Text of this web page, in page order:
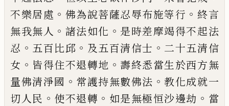
不樂居處 。 佛為說菩薩忍辱布施等行 。 終言
無我無人 。 諸法如化 。 是時差摩竭得不起法
忍 。 五百比邱 。 及五百清信士 。 二十五清信
女 。 皆得住不退轉地 。 壽終悉當生於西方無
量佛清淨國 。 常護持無數佛法 。教化成就一
切人民 。 使不退轉 。 如是無極恒沙邊劫 。 當